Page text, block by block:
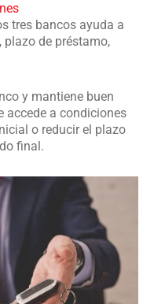
tres bancos ayuda a
plazo de préstamo,
y mantiene buen
accede a condiciones
o reducir el plazo
final.